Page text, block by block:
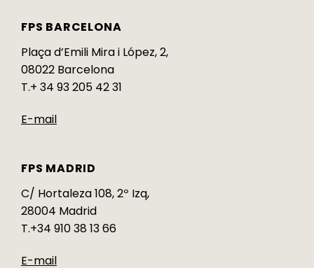
FPS BARCELONA
Plaça d’Emili Mira i López, 2,
08022 Barcelona
T.+ 34 93 205 42 31
E-mail
FPS MADRID
C/ Hortaleza 108, 2º Izq,
28004 Madrid
T.+34 910 38 13 66
E-mail